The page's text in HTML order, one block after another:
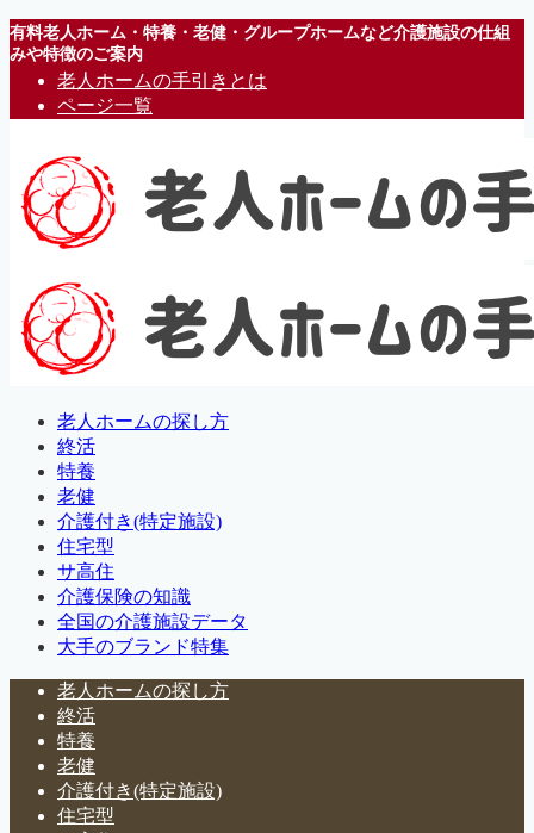
有料老人ホーム・特養・老健・グループホームなど介護施設の仕組
みや特徴のご案内
老人ホームの手引きとは
ページ一覧
老人ホームの探し方
終活
特養
老健
介護付き(特定施設)
住宅型
サ高住
介護保険の知識
全国の介護施設データ
大手のブランド特集
老人ホームの探し方
終活
特養
老健
介護付き(特定施設)
住宅型